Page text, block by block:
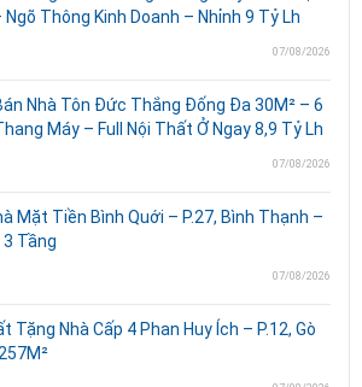
Thông Kinh Doanh – Nhỉnh 9 Tỷ Lh
07/08/2026
Nhà Tôn Đức Thắng Đống Đa 30M² – 6
Máy – Full Nội Thất Ở Ngay 8,9 Tỷ Lh
07/08/2026
Mặt Tiền Bình Quới – P.27, Bình Thạnh –
3 Tầng
07/08/2026
Tặng Nhà Cấp 4 Phan Huy Ích – P.12, Gò